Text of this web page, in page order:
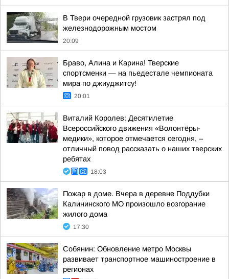
В Твери очередной грузовик застрял под
железнодорожным мостом
20:09
Браво, Алина и Карина! Тверские
спортсменки — на пьедестале чемпионата
мира по джиуджитсу!
20:01
Виталий Королев: Десятилетие
Всероссийского движения «Волонтёры-
медики», которое отмечается сегодня, –
отличный повод рассказать о наших тверских
ребятах
18:03
Пожар в доме. Вчера в деревне Поддубки
Калининского МО произошло возгорание
жилого дома
17:30
Собянин: Обновление метро Москвы
развивает транспортное машиностроение в
регионах